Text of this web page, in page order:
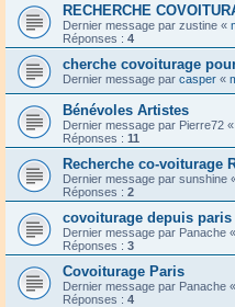
RECHERCHE
Dernier message par zustine «
Réponses : 4
cherche covoiturage
Dernier message par casper «
Bénévoles Artistes
Dernier message par Pierre72 «
Réponses : 11
Recherche co-voiturage
Dernier message par sunshine
Réponses : 2
covoiturage depuis paris
Dernier message par Panache «
Réponses : 3
Covoiturage Paris
Dernier message par Panache «
Réponses : 4